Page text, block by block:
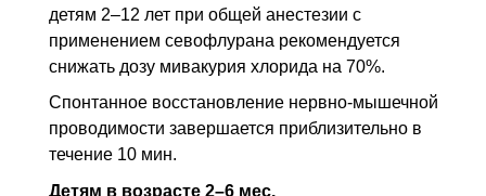
детям 2–12 лет при общей анестезии с
применением севофлурана рекомендуется
снижать дозу мивакурия хлорида на 70%.
Спонтанное восстановление нервно-мышечной
проводимости завершается приблизительно в
течение 10 мин.
Детям в возрасте 2–6 мес.